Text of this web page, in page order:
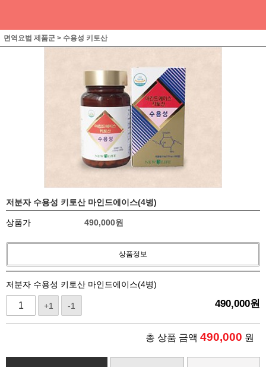
면역요법 제품군 > 수용성 키토산
저분자 수용성 키토산 마인드에이스(4병)
상품가 490,000원
상품정보
저분자 수용성 키토산 마인드에이스(4병)
+1 -1 490,000원
총 상품 금액 490,000 원